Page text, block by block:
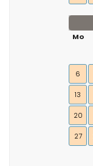
Mo
6
13
20
27